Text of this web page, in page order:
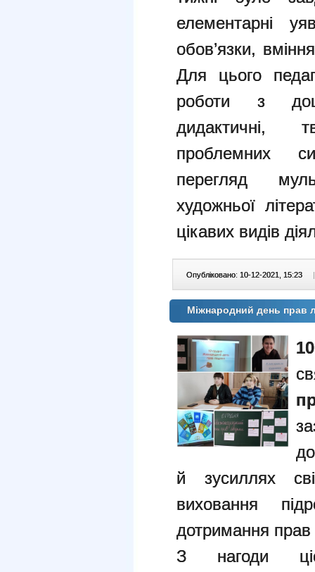
елементарні
обов’язки,
Для цього
роботи з
дидактичні,
проблемних
перегляд
художньої
цікавих видів
Опубліковано: 10-12-2021, 15:23
Міжнародний день
й зусиллях
виховання
дотримання
З нагоди